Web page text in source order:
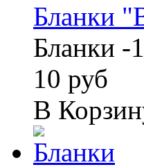
Бланки
Бланки
10 руб
В